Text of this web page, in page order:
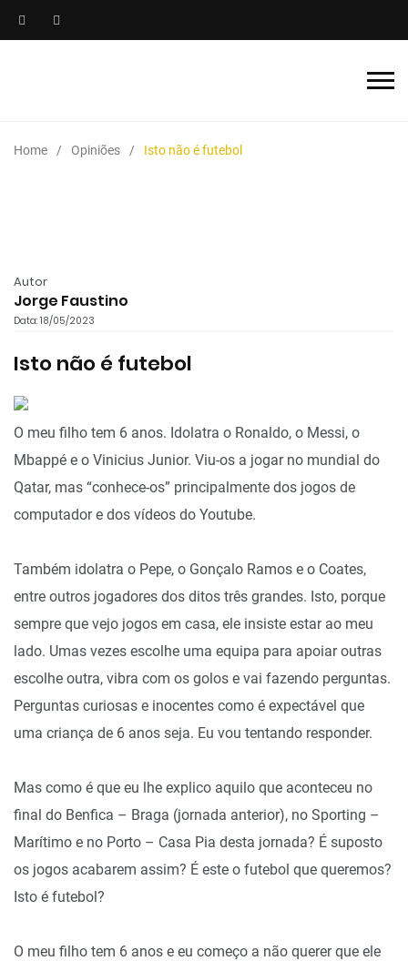
Home Opiniões Isto não é futebol
Autor
Jorge Faustino
Data: 18/05/2023
Isto não é futebol
O meu filho tem 6 anos. Idolatra o Ronaldo, o Messi, o
Mbappé e o Vinicius Junior. Viu-os a jogar no mundial do
Qatar, mas “conhece-os” principalmente dos jogos de
computador e dos vídeos do Youtube.
Também idolatra o Pepe, o Gonçalo Ramos e o Coates,
entre outros jogadores dos ditos três grandes. Isto, porque
sempre que vejo jogos em casa, ele insiste estar ao meu
lado. Umas vezes escolhe uma equipa para apoiar outras
escolhe outra, vibra com os golos e vai fazendo perguntas.
Perguntas curiosas e inocentes como é expectável que
uma criança de 6 anos seja. Eu vou tentando responder.
Mas como é que eu lhe explico aquilo que aconteceu no
final do Benfica – Braga (jornada anterior), no Sporting –
Marítimo e no Porto – Casa Pia desta jornada? É suposto
os jogos acabarem assim? É este o futebol que queremos?
Isto é futebol?
O meu filho tem 6 anos e eu começo a não querer que ele